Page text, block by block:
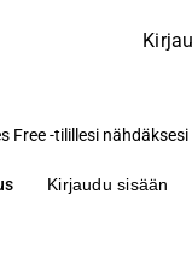
Free -tilillesi
Kirjaudu sisään